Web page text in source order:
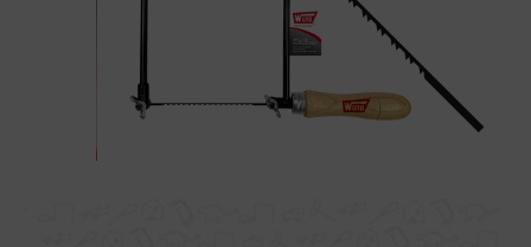
Distribuidores
Donde comprar